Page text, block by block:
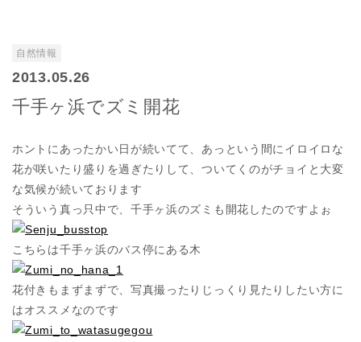
自然情報
2013.05.26
千手ヶ浜でズミ開花
ホントにあったかい日が続いてて、あっという間にイロイロな
花が咲いたり盛りを過ぎたりして、ついてくのがチョイと大変
な気候が続いております
そういう真っ只中で、千手ヶ浜のズミも開花したのですよぉ
こちらは千手ヶ浜のバス停にある木
花付きもまずまずで、写真撮ったりじっくり見たりしたい方に
はオススメなのです